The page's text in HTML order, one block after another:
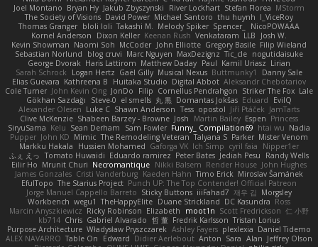
Joel Montano Bryan Hy Jakub Zbyszynski River Lockhart Stefan Florea MStorm
The Society of Visions David Power Michael Santoro thu huynh I_ViceRoy
Thomas Granger bloli loli Takashi M. Melody Spiker Spencer_
NicoPOWAAA
Kornel Anderson
Dixon Keller Keenan Rush Venkataram LLB
Josh W.
Kevin Showman Naomi Soh McCoder John Elliotte Gregory Basile Filip Wieland
Sebastian Norlund
blog cruvi Marc Nguyen MaxDezignz Tic_cle nogutidaisuke
George Dvorak Haris Lattirom Matthew Daday Paul Kamil Uriasz Lirian
Sarah Schrock
Logan Hertz Gaël Gilly Musical Nexus Buttmunky1
Danny Sale
Elias Guevara Kathreena B Huitaka Studio Digital Abbot Aleksandr Chebotariov
Cole Turner John Kevin Ong JonDo Filip Cornellus Pendrahgon Striker The Fox Lale
Gökhan Sazdağı
Steve-0 el smells 丸 黒 Domantas Jokšas Eduard
EvilQ
Alexander Olesen Luke C Shawn Anderson Tess opostol Jiří Ptáček JamTarts
Clive McKenzie Shabeen Barzey - Browne Josh Martin Bailey Espen Princess
SiryuSama Kelu Sean Derham Sam Fowler Funny_ Compilation69 htai wu Nadia
Pupper John KD Mimic The Remodeling Veteran Talyana S Parker Mister Venom
Markku Hakala
Hussien Mohamed Gaforga VK Ich Simp cyril faia
Nipper1er
ふぇ えっ Tomato Huwaidi Eduardo ramirez Peter Bates Jediah Pesu
Randy Wells
Eilir Ho Mrunit Churi Necromantique Nikki Balsem Render House John Hughes
James Gonzales Cristi Vanderburg Kaeden Hahn Timo Erick Miroslav Šamánek
EfulTopo The Starius Project Punch UP: The Top Contender! Official Patreon
Jorge Manuel Cappello Barreto Sticky Buttons iiiFahad7 재우 김 Morgsley
Workbench wegu1 TheHappyElite Duane Strickland DC Kasundra Ross
Marcin Anyszkiewicz Ricky Robinson Elizabeth moot1n Scott Fredrickson 仁 小野
kb714 Chris Gabriel Alvarado 哲 董 Fredrik Karlsson Tristan Lorius
Purpose Architecture Władysław Pryszczarek Ashley Fayers plexlexia Daniel Tidemo
ALEX NAVARRO Table On Edward Didier Aerlebout Anton Sara Alan Jeffrey Olson